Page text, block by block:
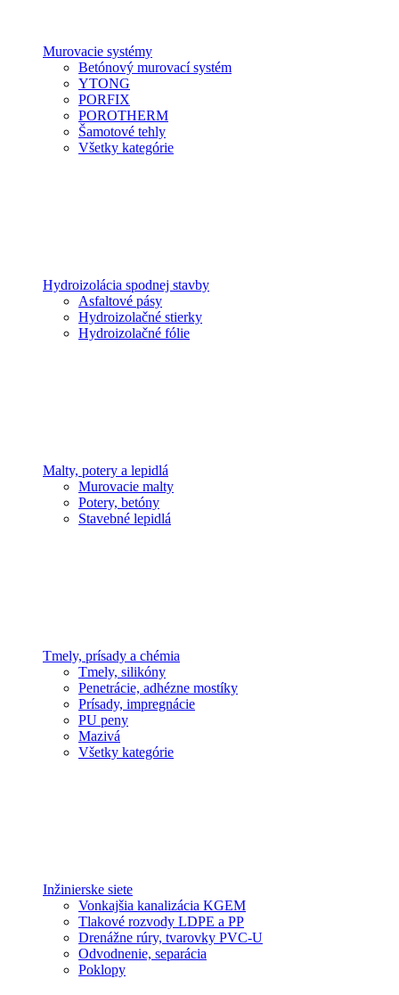
Murovacie systémy
Betónový murovací systém
YTONG
PORFIX
POROTHERM
Šamotové tehly
Všetky kategórie
Hydroizolácia spodnej stavby
Asfaltové pásy
Hydroizolačné stierky
Hydroizolačné fólie
Malty, potery a lepidlá
Murovacie malty
Potery, betóny
Stavebné lepidlá
Tmely, prísady a chémia
Tmely, silikóny
Penetrácie, adhézne mostíky
Prísady, impregnácie
PU peny
Mazivá
Všetky kategórie
Inžinierske siete
Vonkajšia kanalizácia KGEM
Tlakové rozvody LDPE a PP
Drenážne rúry, tvarovky PVC-U
Odvodnenie, separácia
Poklopy